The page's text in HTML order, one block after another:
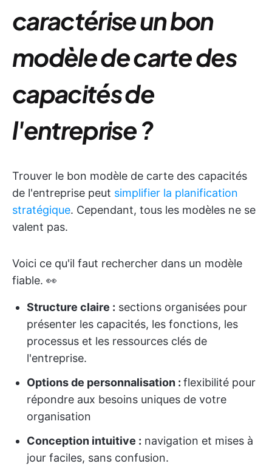
caractérise un bon
modèle de carte des
capacités de
l'entreprise ?
Trouver le bon modèle de carte des capacités
de l'entreprise peut simplifier la planification
stratégique. Cependant, tous les modèles ne se
valent pas.
Voici ce qu'il faut rechercher dans un modèle
fiable. 👀
Structure claire : sections organisées pour
présenter les capacités, les fonctions, les
processus et les ressources clés de
l'entreprise.
Options de personnalisation : flexibilité pour
répondre aux besoins uniques de votre
organisation
Conception intuitive : navigation et mises à
jour faciles, sans confusion.